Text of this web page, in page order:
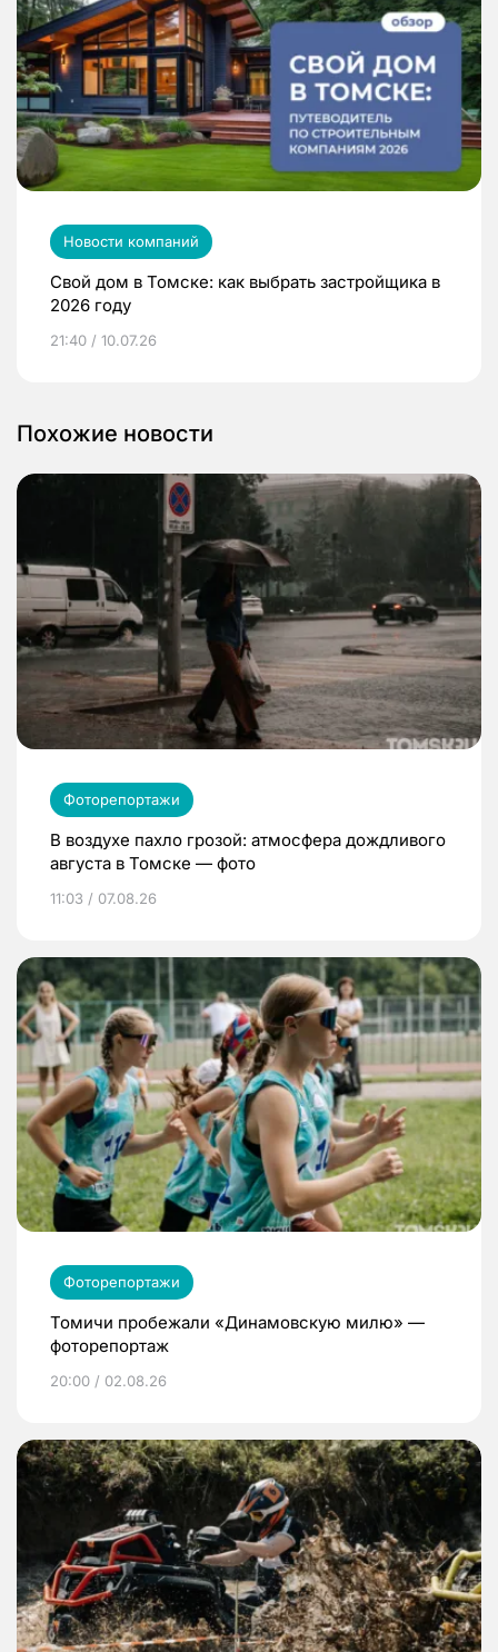
Новости компаний
Свой дом в Томске: как выбрать застройщика в
2026 году
21:40 / 10.07.26
Похожие новости
Фоторепортажи
В воздухе пахло грозой: атмосфера дождливого
августа в Томске — фото
11:03 / 07.08.26
Фоторепортажи
Томичи пробежали «Динамовскую милю» —
фоторепортаж
20:00 / 02.08.26